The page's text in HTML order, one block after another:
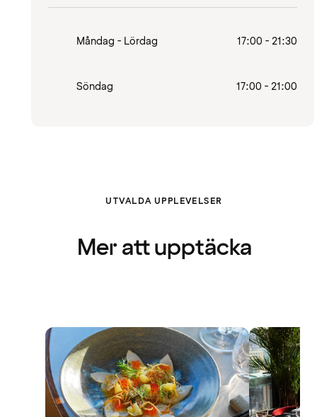
Måndag - Lördag 17:00 - 21:30
Söndag 17:00 - 21:00
UTVALDA UPPLEVELSER
Mer att upptäcka